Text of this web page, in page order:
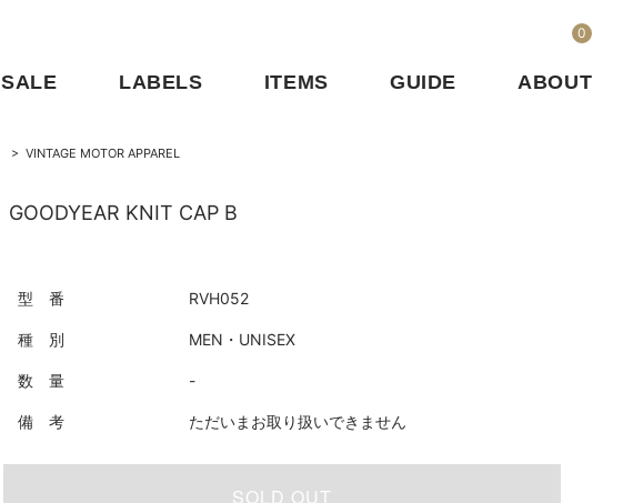
0
SALE LABELS ITEMS GUIDE ABOUT
> VINTAGE MOTOR APPAREL
GOODYEAR KNIT CAP B
型 番 RVH052
種 別 MEN・UNISEX
数 量 -
備 考 ただいまお取り扱いできません